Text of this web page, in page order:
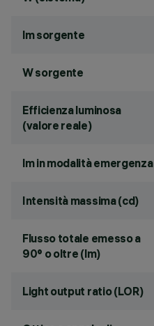
lm sorgente
W sorgente
Efficienza luminosa
(valore reale)
lm in modalità emergenza
Intensità massima (cd)
Flusso totale emesso a
90° o oltre (lm)
Light output ratio (LOR)